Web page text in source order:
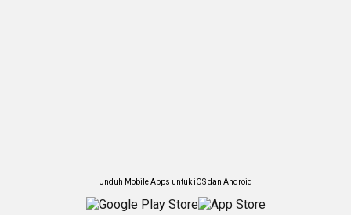
Unduh Mobile Apps untuk iOS dan Android